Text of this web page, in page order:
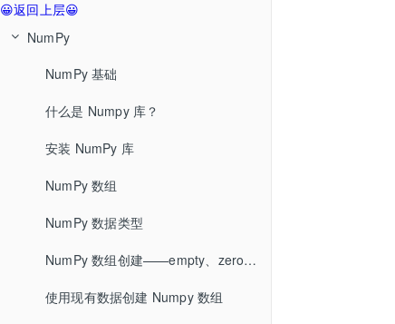
😀返回上层😀
NumPy
NumPy 基础
什么是 Numpy 库？
安装 NumPy 库
NumPy 数组
NumPy 数据类型
NumPy 数组创建——empty、zeroes和ones
使用现有数据创建 Numpy 数组